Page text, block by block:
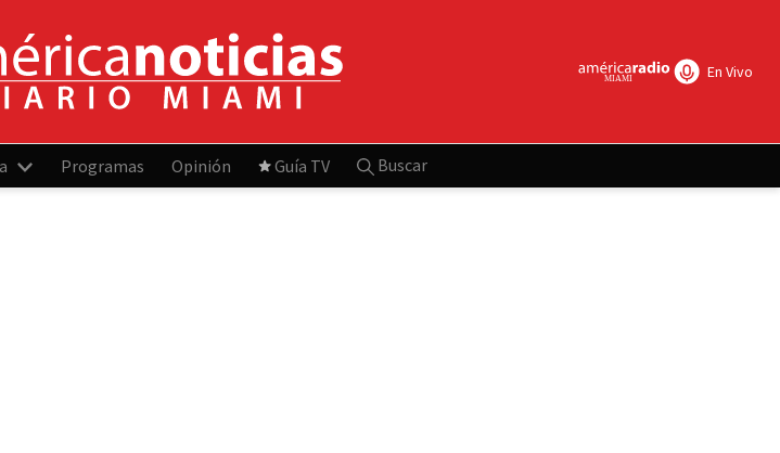
En Vivo
Programas Opinión Guía TV Buscar